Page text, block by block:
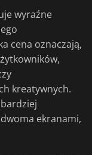
wyraźne
cena oznaczają,
kreatywnych.
ekranami,